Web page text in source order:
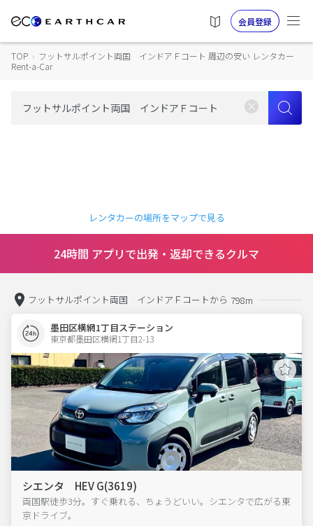
会員登録
TOP › フットサルポイント両国 インドアＦコート 周辺の安い レンタカー
Rent-a-Car
レンタカーの場所をマップで見る
24時間 アプリで出発・返却できるクルマ
フットサルポイント両国 インドアＦコートから 798m
墨田区横網1丁目ステーション
東京都墨田区横網1丁目2-13
シエンタ HEV G(3619)
両国駅徒歩3分。すぐ乗れる、ちょうどいい。シエンタで広がる東
京ドライブ。